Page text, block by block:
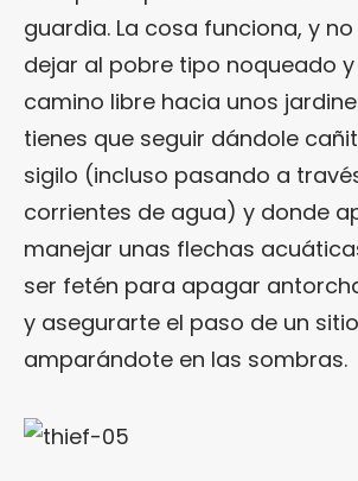
guardia. La cosa funciona, y
dejar al pobre tipo noqueado
camino libre hacia unos
tienes que seguir dándole
sigilo (incluso pasando a
corrientes de agua) y donde
manejar unas flechas
ser fetén para apagar
y asegurarte el paso de un
amparándote en las sombras.